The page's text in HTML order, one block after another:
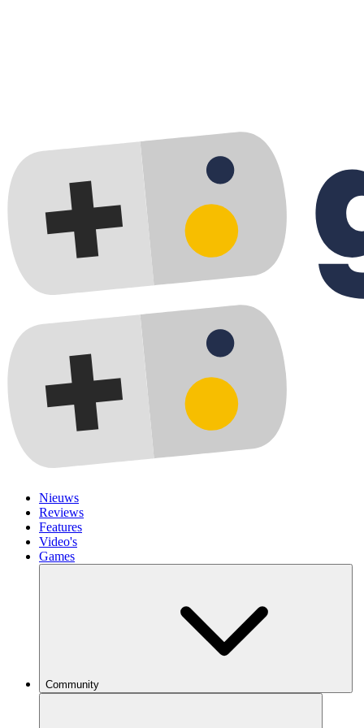
Nieuws
Reviews
Features
Video's
Games
Community